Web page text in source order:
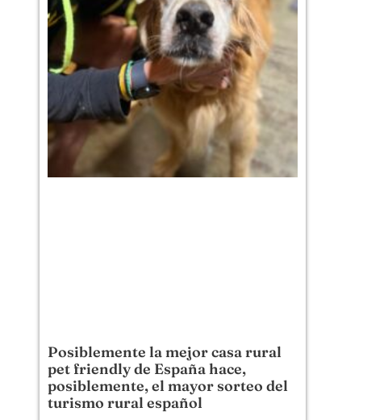
Posiblemente la mejor casa rural
pet friendly de España hace,
posiblemente, el mayor sorteo del
turismo rural español